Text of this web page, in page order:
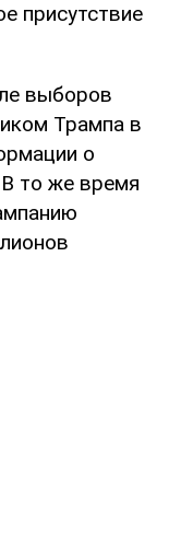
присутствие
выборов
Трампа в
о
то же время